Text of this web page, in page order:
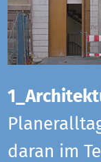
daran im